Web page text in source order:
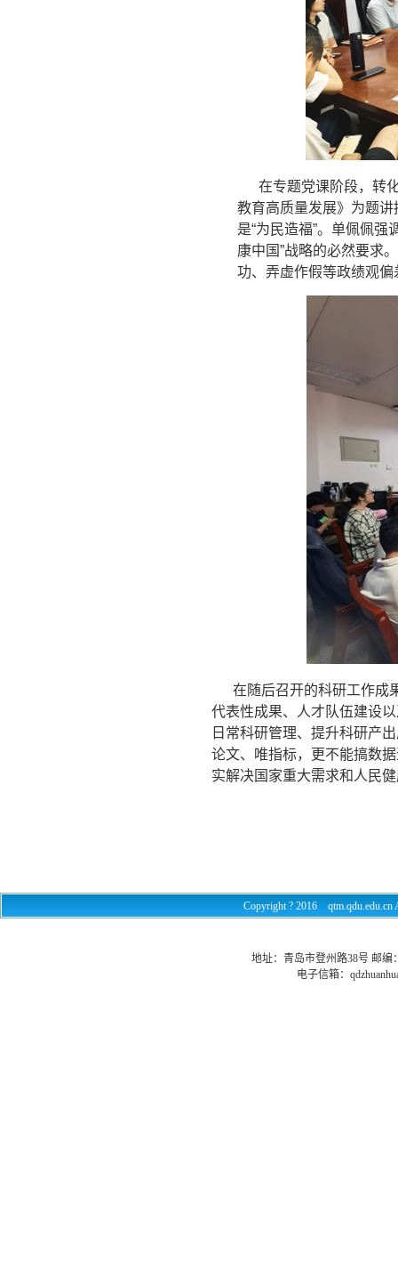
在专题党课阶段，转化
教育高质量发展》为题
是“为民造福”。单佩佩
康中国”战略的必然要求
功、弄虚作假等政绩观
在随后召开的科研工作成
代表性成果、人才队伍建设
日常科研管理、提升科研产
论文、唯指标，更不能搞数
实解决国家重大需求和人民
Copyright ? 2016
地址：青岛市登州路38号 邮编
电子信箱：